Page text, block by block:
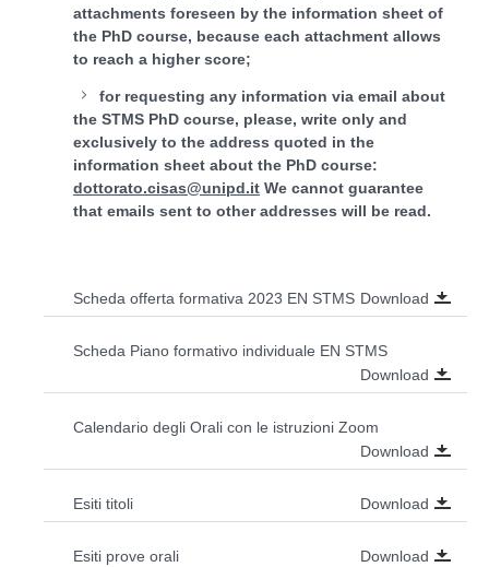
attachments foreseen by the information sheet of
the PhD course, because each attachment allows
to reach a higher score;
for requesting any information via email about
the STMS PhD course, please, write only and
exclusively to the address quoted in the
information sheet about the PhD course:
dottorato.cisas@unipd.it We cannot guarantee
that emails sent to other addresses will be read.
Scheda offerta formativa 2023 EN STMS Download
Scheda Piano formativo individuale EN STMS
Download
Calendario degli Orali con le istruzioni Zoom
Download
Esiti titoli Download
Esiti prove orali Download